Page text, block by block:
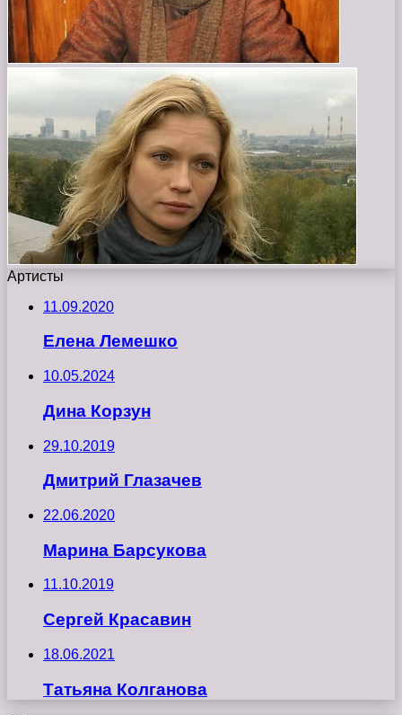
Артисты
11.09.2020
Елена Лемешко
10.05.2024
Дина Корзун
29.10.2019
Дмитрий Глазачев
22.06.2020
Марина Барсукова
11.10.2019
Сергей Красавин
18.06.2021
Татьяна Колганова